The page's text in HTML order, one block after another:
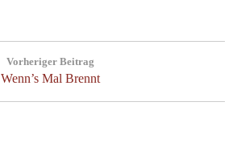
Vorheriger Beitrag
Previous
Wenn’s Mal Brennt